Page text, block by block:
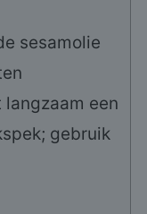
sesamolie
een
gebruik